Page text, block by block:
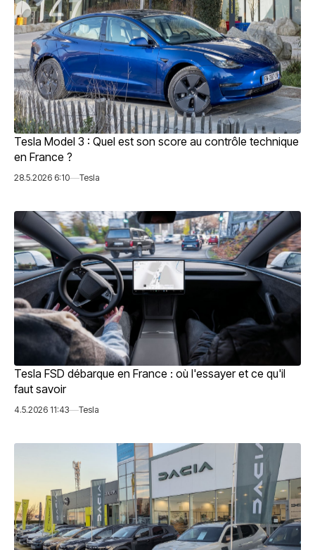
Tesla Model 3 : Quel est son score au contrôle technique
en France ?
28.5.2026 6:10 Tesla
Tesla FSD débarque en France : où l'essayer et ce qu'il
faut savoir
4.5.2026 11:43 Tesla